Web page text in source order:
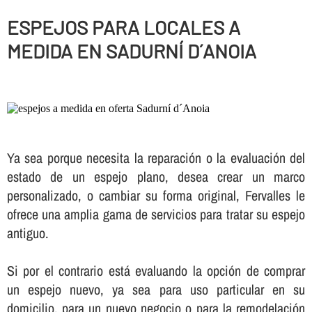
ESPEJOS PARA LOCALES A
MEDIDA EN SADURNÍ D´ANOIA
Ya sea porque necesita la reparación o la evaluación del
estado de un espejo plano, desea crear un marco
personalizado, o cambiar su forma original, Fervalles le
ofrece una amplia gama de servicios para tratar su espejo
antiguo.
Si por el contrario está evaluando la opción de comprar
un espejo nuevo, ya sea para uso particular en su
domicilio, para un nuevo negocio o para la remodelación